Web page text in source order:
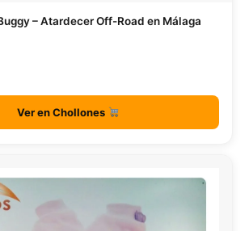
– Atardecer Off-Road en Málaga
Ver en Chollones